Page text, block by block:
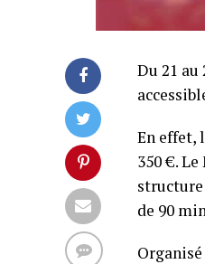
Du 21
En effet,
350 €.
structure
de 90